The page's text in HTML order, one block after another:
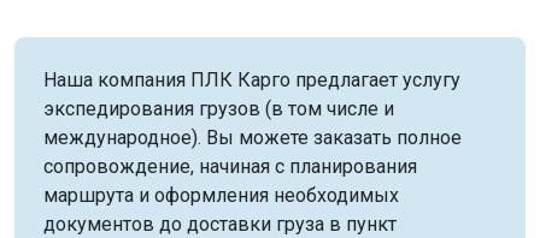
Наша компания ПЛК Карго предлагает услугу
экспедирования грузов (в том числе и
международное). Вы можете заказать полное
сопровождение, начиная с планирования
маршрута и оформления необходимых
документов до доставки груза в пункт